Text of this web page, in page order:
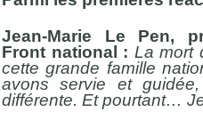
Jean-Marie Le Pen,
Front national : La mort
cette grande famille
avons servie et
différente. Et pourtant…